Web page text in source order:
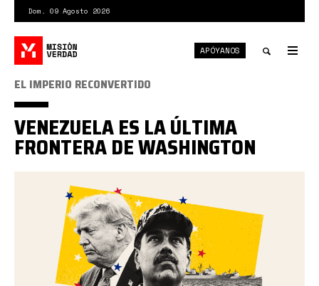
contenido
principal
Dom. 09 Agosto 2026
APÓYANOS
reconvertido
EL IMPERIO RECONVERTIDO
VENEZUELA ES LA ÚLTIMA
FRONTERA DE WASHINGTON